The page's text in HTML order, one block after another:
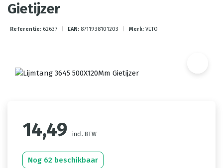
Gietijzer
Referentie: 62637 EAN: 8711938101203 Merk: VETO
14,49 incl. BTW
Nog 62 beschikbaar